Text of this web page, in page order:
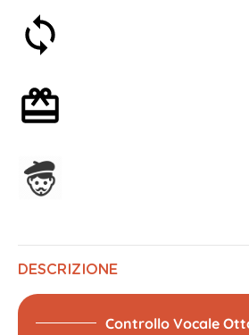
DESCRIZIONE
Controllo Vocale